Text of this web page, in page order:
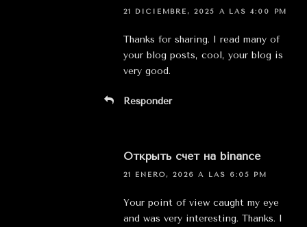
21 DICIEMBRE, 2025 A LAS 4:00 PM
Thanks for sharing. I read many of
your blog posts, cool, your blog is
very good.
Responder
Открыть счет на binance
21 ENERO, 2026 A LAS 6:05 PM
Your point of view caught my eye
and was very interesting. Thanks. I